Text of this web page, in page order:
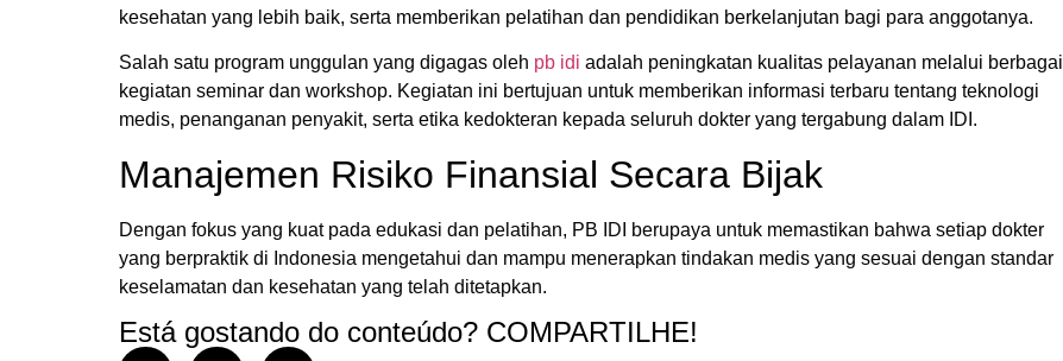
kesehatan yang lebih baik, serta memberikan pelatihan dan pendidikan berkelanjutan bagi para anggotanya.
Salah satu program unggulan yang digagas oleh pb idi adalah peningkatan kualitas pelayanan melalui berbagai
kegiatan seminar dan workshop. Kegiatan ini bertujuan untuk memberikan informasi terbaru tentang teknologi
medis, penanganan penyakit, serta etika kedokteran kepada seluruh dokter yang tergabung dalam IDI.
Manajemen Risiko Finansial Secara Bijak
Dengan fokus yang kuat pada edukasi dan pelatihan, PB IDI berupaya untuk memastikan bahwa setiap dokter
yang berpraktik di Indonesia mengetahui dan mampu menerapkan tindakan medis yang sesuai dengan standar
keselamatan dan kesehatan yang telah ditetapkan.
Está gostando do conteúdo? COMPARTILHE!